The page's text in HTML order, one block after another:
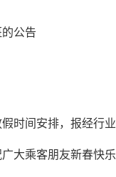
公告
时间安排，报经行
大乘客朋友新春快